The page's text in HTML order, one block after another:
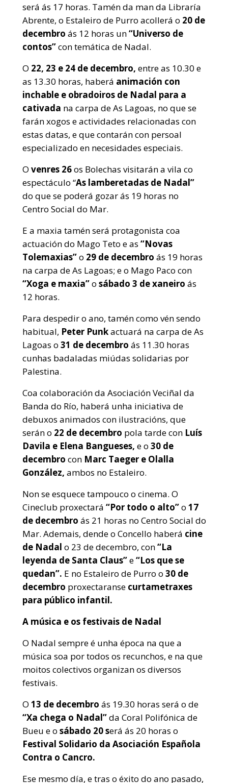
será ás 17 horas. Tamén da man da Libraría
Abrente, o Estaleiro de Purro acollerá o 20 de
decembro ás 12 horas un“Universo de
contos”con temática de Nadal.
O 22, 23 e 24 de decembro, entre as 10.30 e
as 13.30 horas, haberá animación con
inchable e obradoiros de Nadal para a
cativada na carpa de As Lagoas, no que se
farán xogos e actividades relacionadas con
estas datas, e que contarán con persoal
especializado en necesidades especiais.
O venres 26os Bolechas visitarán a vila co
espectáculo “As lamberetadas de Nadal”
do que se poderá gozar ás 19 horas no
Centro Social do Mar.
E a maxia tamén será protagonista coa
actuación do Mago Teto e as “Novas
Tolemaxias”o 29 de decembro ás 19 horas
na carpa de As Lagoas; e o Mago Paco con
“Xoga e maxia”o sábado 3 de xaneiro ás
12 horas.
Para despedir o ano, tamén como vén sendo
habitual, Peter Punkactuará na carpa de As
Lagoas o 31 de decembro ás 11.30 horas
cunhas badaladas miúdas solidarias por
Palestina.
Coa colaboración da Asociación Veciñal da
Banda do Río, haberá unha iniciativa de
debuxos animados con ilustracións, que
serán o 22 de decembro pola tarde con Luís
Davila e Elena Bangueses, e o 30 de
decembro con Marc Taeger e Olalla
González, ambos no Estaleiro.
Non se esquece tampouco o cinema. O
Cineclub proxectará “Por todo o alto”o 17
de decembro ás 21 horas no Centro Social do
Mar. Ademais, dende o Concello haberá cine
de Nadal o 23 de decembro, con“La
leyenda de Santa Claus”e“Los que se
quedan”. E no Estaleiro de Purro o 30 de
decembro proxectaranse curtametraxes
para público infantil.
A música e os festivais de Nadal
O Nadal sempre é unha época na que a
música soa por todos os recunchos, e na que
moitos colectivos organizan os diversos
festivais.
O 13 de decembro ás 19.30 horas será o de
“Xa chega o Nadal”da Coral Polifónica de
Bueu e o sábado 20 será ás 20 horas o
Festival Solidario da Asociación Española
Contra o Cancro.
Ese mesmo día, e tras o éxito do ano pasado,